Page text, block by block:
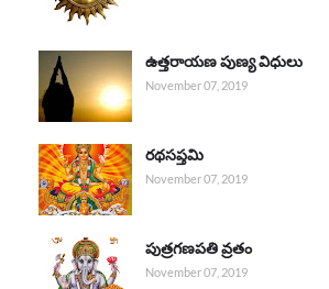
ఉత్తరాయణ పుణ్య విధులు
November 07, 2019
రథసప్తమి
November 07, 2019
పుత్రగణపతి వ్రతం
November 07, 2019